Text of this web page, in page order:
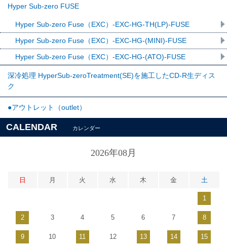
Hyper Sub-zero FUSE
Hyper Sub-zero Fuse（EXC）-EXC-HG-TH(LP)-FUSE
Hyper Sub-zero Fuse（EXC）-EXC-HG-(MINI)-FUSE
Hyper Sub-zero Fuse（EXC）-EXC-HG-(ATO)-FUSE
深冷処理 HyperSub-zeroTreatment(SE)を施工したCD-R生ディス
ク
●アウトレット（outlet）
CALENDAR カレンダー
2026年08月
日 月 火 水 木 金 土
1
2 3 4 5 6 7 8
9 10 11 12 13 14 15